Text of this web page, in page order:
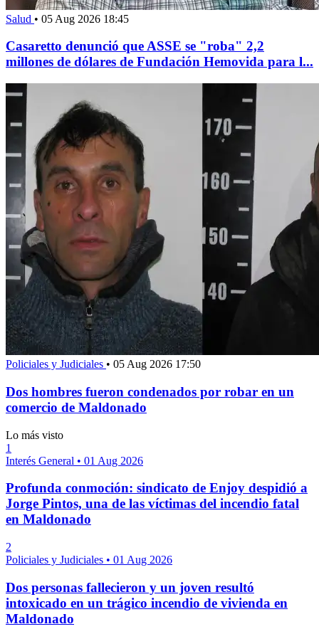
Salud • 05 Aug 2026 18:45
Casaretto denunció que ASSE se "roba" 2,2
millones de dólares de Fundación Hemovida para l...
Policiales y Judiciales • 05 Aug 2026 17:50
Dos hombres fueron condenados por robar en un
comercio de Maldonado
Lo más visto
1
Interés General • 01 Aug 2026
Profunda conmoción: sindicato de Enjoy despidió a
Jorge Pintos, una de las víctimas del incendio fatal
en Maldonado
2
Policiales y Judiciales • 01 Aug 2026
Dos personas fallecieron y un joven resultó
intoxicado en un trágico incendio de vivienda en
Maldonado